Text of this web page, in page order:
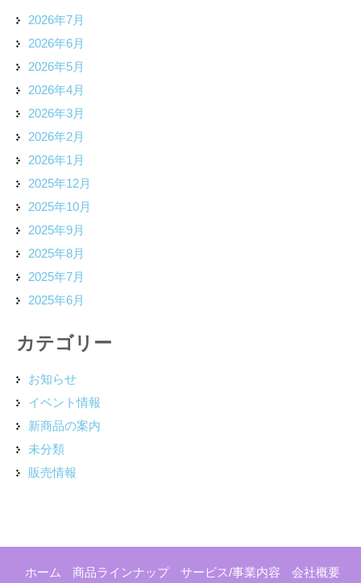
2026年7月
2026年6月
2026年5月
2026年4月
2026年3月
2026年2月
2026年1月
2025年12月
2025年10月
2025年9月
2025年8月
2025年7月
2025年6月
カテゴリー
お知らせ
イベント情報
新商品の案内
未分類
販売情報
ホーム 商品ラインナップ サービス/事業内容 会社概要